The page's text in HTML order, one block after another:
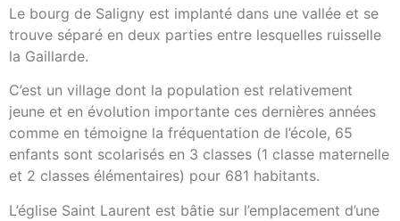
Le bourg de Saligny est implanté dans une vallée et se
trouve séparé en deux parties entre lesquelles ruisselle
la Gaillarde.
C’est un village dont la population est relativement
jeune et en évolution importante ces dernières années
comme en témoigne la fréquentation de l’école, 65
enfants sont scolarisés en 3 classes (1 classe maternelle
et 2 classes élémentaires) pour 681 habitants.
L’église Saint Laurent est bâtie sur l’emplacement d’une